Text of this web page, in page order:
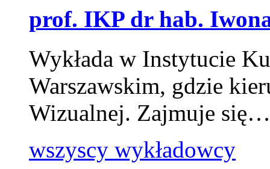
prof. IKP dr hab.
Wykłada w Instytucie
Warszawskim, gdzie
Wizualnej. Zajmuje się…
wszyscy wykładowcy